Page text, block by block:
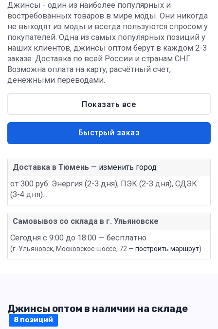
Джинсы - один из наиболее популярных и
востребованных товаров в мире моды. Они никогда
не выходят из моды и всегда пользуются спросом у
покупателей. Одна из самых популярных позиций у
наших клиентов, джинсы оптом берут в каждом 2-3
заказе. Доставка по всей России и странам СНГ.
Возможна оплата на карту, расчётный счет,
денежными переводами.
Показать все
Быстрый заказ
Доставка в Тюмень — изменить город
от 300 руб: Энергия (2-3 дня), ПЭК (2-3 дня), СДЭК
(3-4 дня)...
Самовывоз со склада в г. Ульяновске
Сегодня с 9:00 до 18:00 — бесплатно
(г. Ульяновск, Московское шоссе, 72 — построить маршрут)
Джинсы оптом в наличии на складе
8 позиций